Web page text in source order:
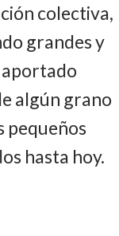
colectiva,
grandes y
aportado
algún grano
pequeños
hasta hoy.